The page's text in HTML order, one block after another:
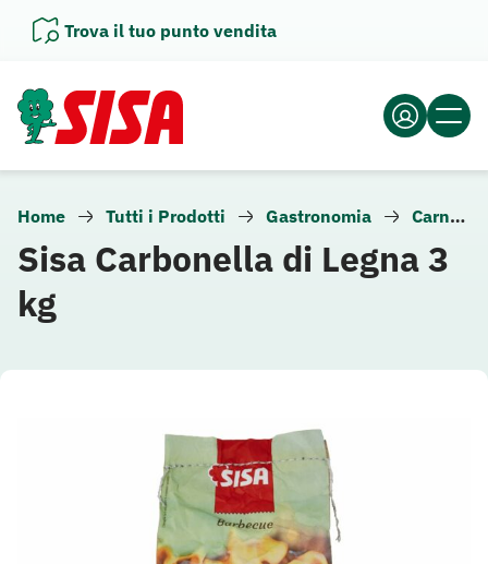
Trova il tuo punto vendita
Home Tutti i Prodotti Gastronomia Carne e altra gastronomia
Sisa Carbonella di Legna 3
kg